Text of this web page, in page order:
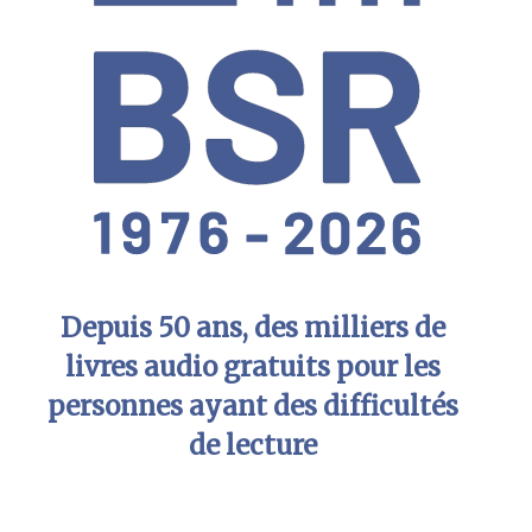
Depuis 50 ans, des milliers de
livres audio gratuits pour les
personnes ayant des difficultés
de lecture